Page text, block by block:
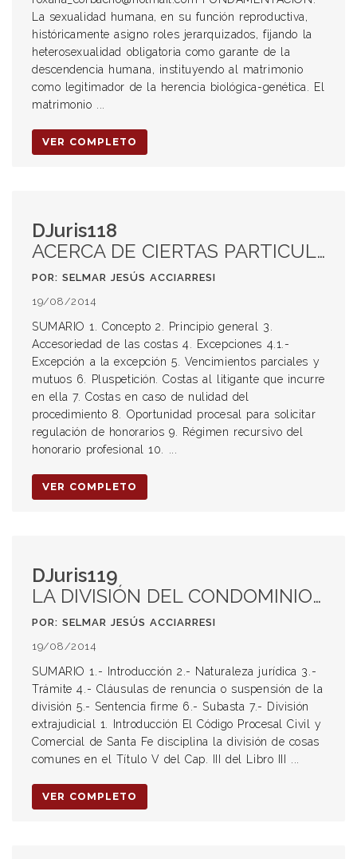
La sexualidad humana, en su función reproductiva,
históricamente asigno roles jerarquizados, fijando la
heterosexualidad obligatoria como garante de la
descendencia humana, instituyendo al matrimonio
como legitimador de la herencia biológica-genética. El
matrimonio ...
VER COMPLETO
DJuris118
ACERCA DE CIERTAS PARTICULARIDADES DEL REGIMEN DE IMPOSICION DE COSTAS EN EL PROCESO CIVIL SANTAFESINO
POR: SELMAR JESÚS ACCIARRESI
19/08/2014
SUMARIO 1. Concepto 2. Principio general 3.
Accesoriedad de las costas 4. Excepciones 4.1.-
Excepción a la excepción 5. Vencimientos parciales y
mutuos 6. Pluspetición. Costas al litigante que incurre
en ella 7. Costas en caso de nulidad del
procedimiento 8. Oportunidad procesal para solicitar
regulación de honorarios 9. Régimen recursivo del
honorario profesional 10. ...
VER COMPLETO
DJuris119
LA DIVISIÓN DEL CONDOMINIO EN EL CODIGO PROCESAL CIVIL SANTAFESINO
POR: SELMAR JESÚS ACCIARRESI
19/08/2014
SUMARIO 1.- Introducción 2.- Naturaleza jurídica 3.-
Trámite 4.- Cláusulas de renuncia o suspensión de la
división 5.- Sentencia firme 6.- Subasta 7.- División
extrajudicial 1. Introducción El Código Procesal Civil y
Comercial de Santa Fe disciplina la división de cosas
comunes en el Título V del Cap. III del Libro III ...
VER COMPLETO